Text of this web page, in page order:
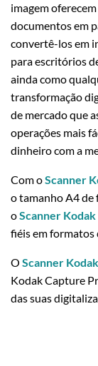
imagem
documentos em
convertê-los em
para escritórios
ainda como
transformação
de mercado que
operações mais
dinheiro com a
Com oScanner
o tamanho A4 de
oScanner Kodak
fiéis em formatos
O Scanner
Kodak Capture
das suas